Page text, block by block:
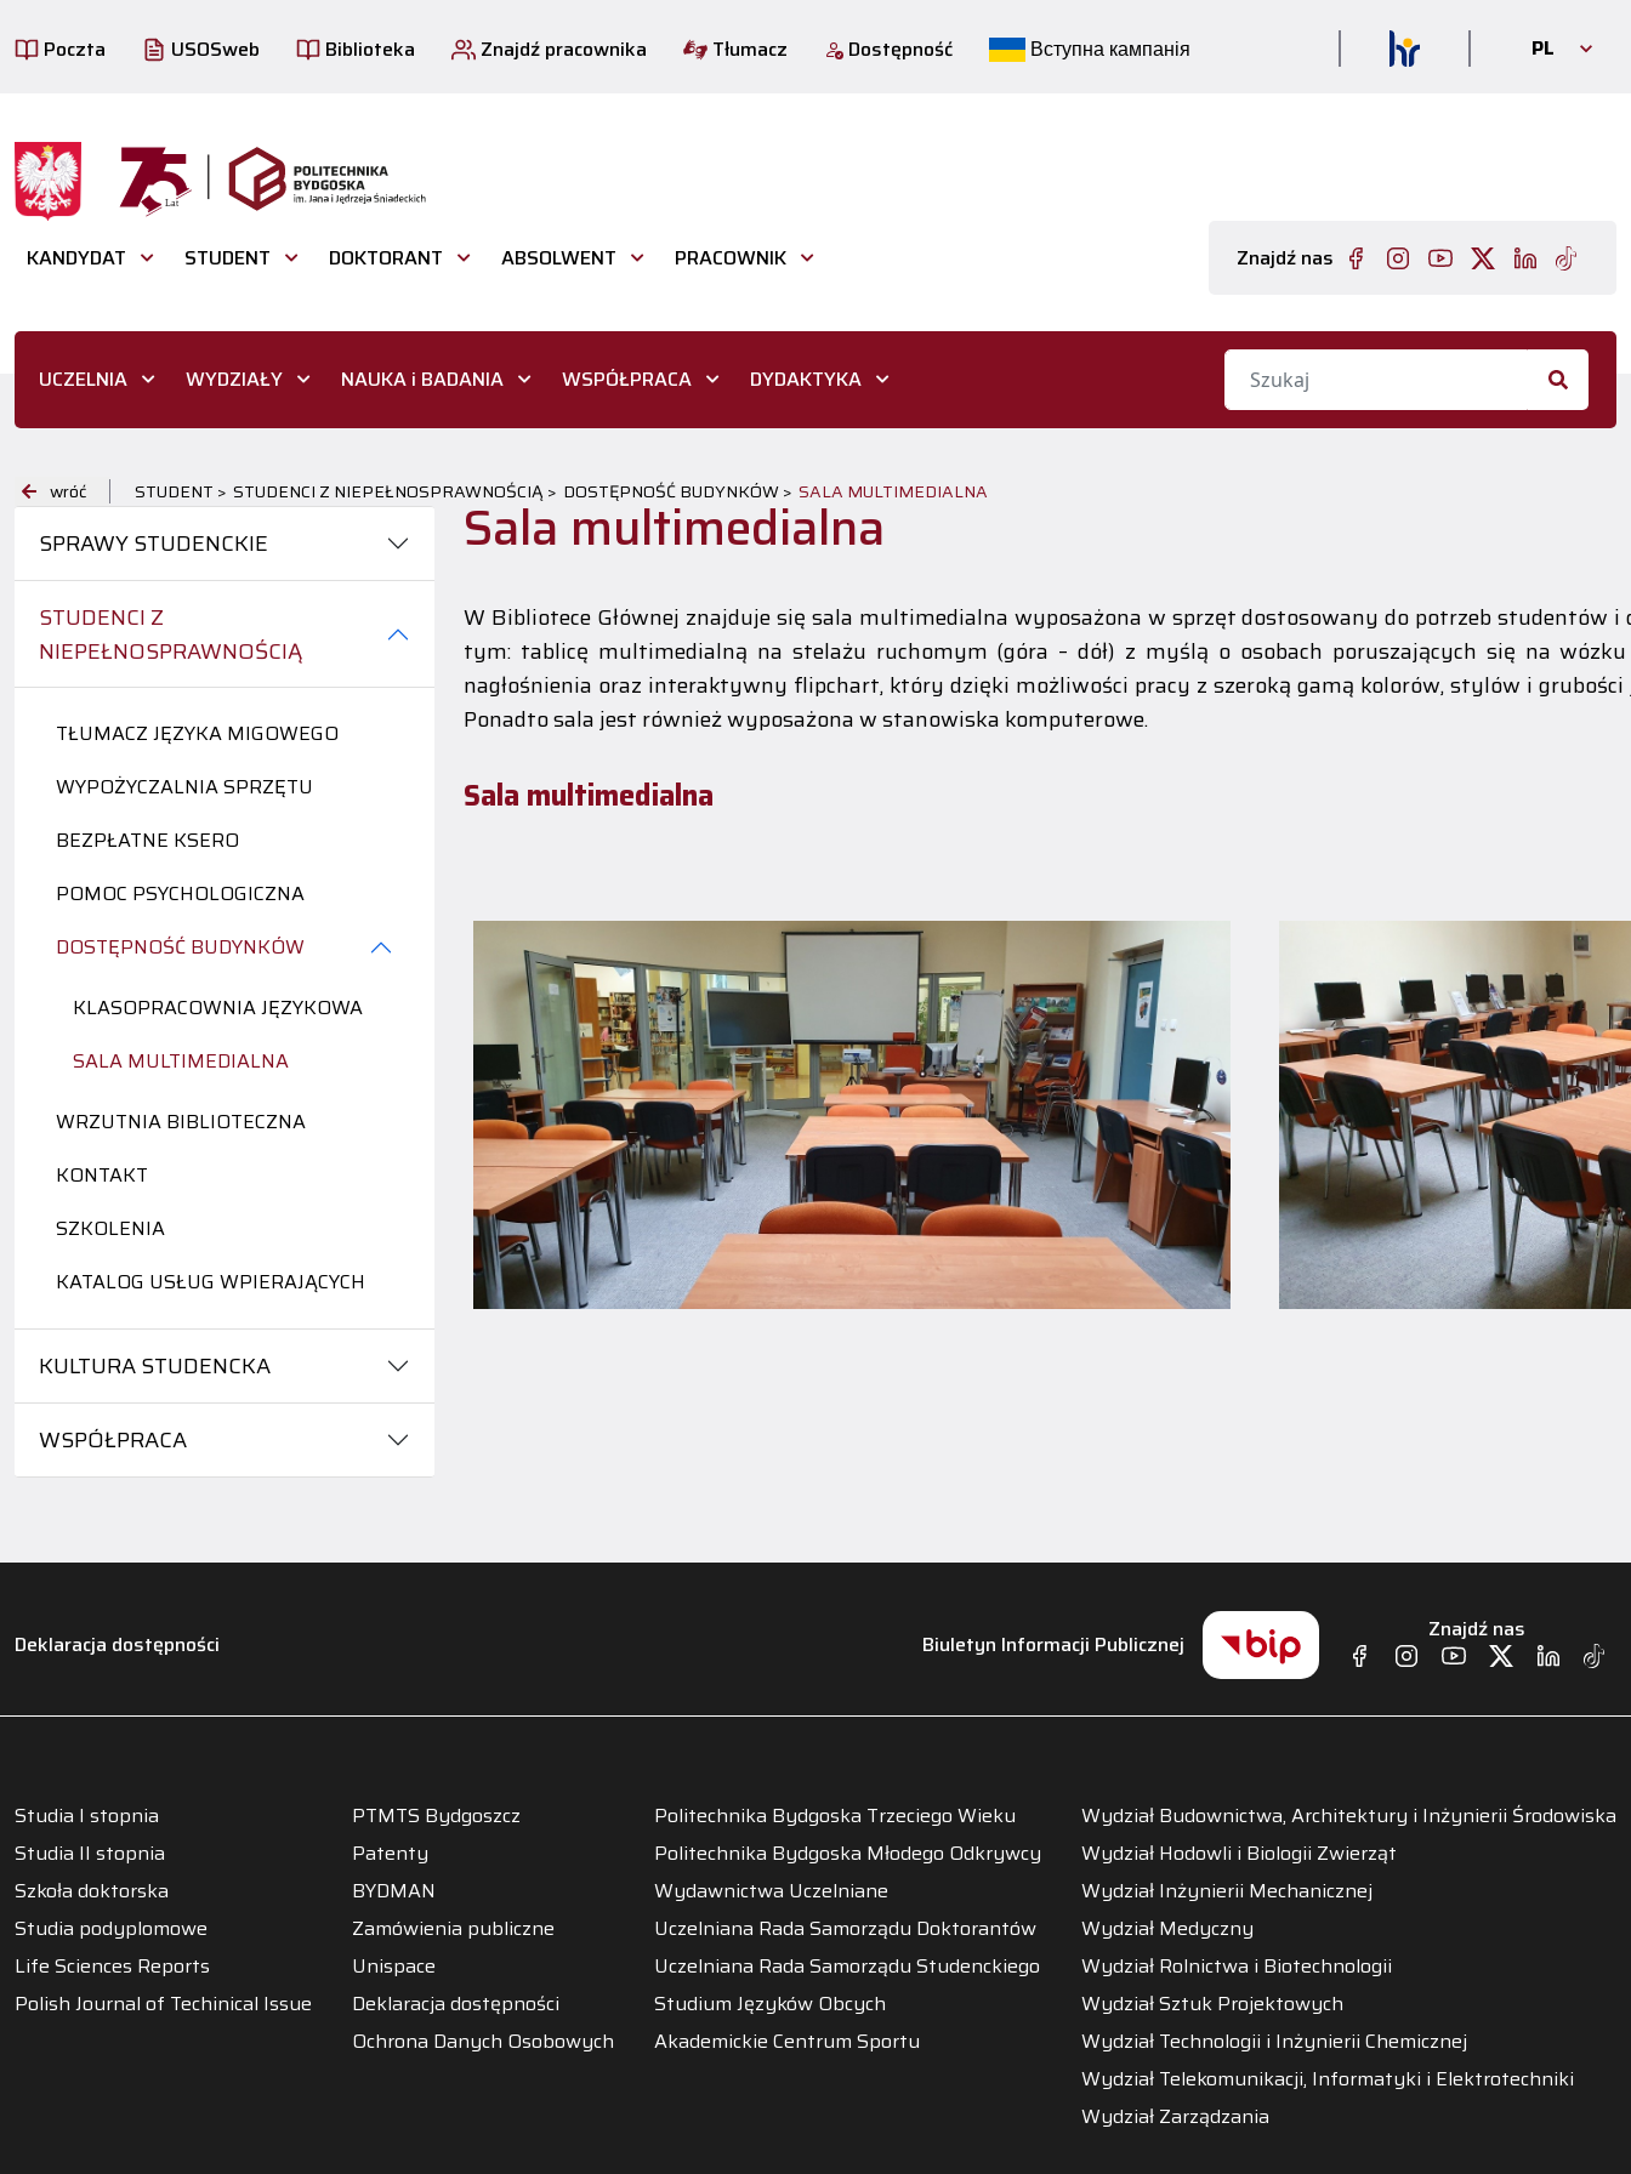
Poczta USOSweb Biblioteka Znajdź pracownika Tłumacz Dostępność Вступна кампанія PL
KANDYDAT STUDENT DOKTORANT ABSOLWENT PRACOWNIK Znajdź nas
UCZELNIA WYDZIAŁY NAUKA i BADANIA WSPÓŁPRACA DYDAKTYKA
wróć STUDENT > STUDENCI Z NIEPEŁNOSPRAWNOŚCIĄ > DOSTĘPNOŚĆ BUDYNKÓW > SALA MULTIMEDIALNA
SPRAWY STUDENCKIE
STUDENCI Z
NIEPEŁNOSPRAWNOŚCIĄ
TŁUMACZ JĘZYKA MIGOWEGO
WYPOŻYCZALNIA SPRZĘTU
BEZPŁATNE KSERO
POMOC PSYCHOLOGICZNA
DOSTĘPNOŚĆ BUDYNKÓW
KLASOPRACOWNIA JĘZYKOWA
SALA MULTIMEDIALNA
WRZUTNIA BIBLIOTECZNA
KONTAKT
SZKOLENIA
KATALOG USŁUG WPIERAJĄCYCH
KULTURA STUDENCKA
WSPÓŁPRACA
Sala multimedialna
W Bibliotece Głównej znajduje się sala multimedialna wyposażona w sprzęt dostosowany do potrzeb studentów
tym: tablicę multimedialną na stelażu ruchomym (góra – dół) z myślą o osobach poruszających się na
nagłośnienia oraz interaktywny flipchart, który dzięki możliwości pracy z szeroką gamą kolorów, stylów i
Ponadto sala jest również wyposażona w stanowiska komputerowe.
Sala multimedialna
Deklaracja dostępności Biuletyn Informacji Publicznej
Znajdź nas
Studia I stopnia
Studia II stopnia
Szkoła doktorska
Studia podyplomowe
Life Sciences Reports
Polish Journal of Techinical Issue
PTMTS Bydgoszcz
Patenty
BYDMAN
Zamówienia publiczne
Unispace
Deklaracja dostępności
Ochrona Danych Osobowych
Politechnika Bydgoska Trzeciego Wieku
Politechnika Bydgoska Młodego Odkrywcy
Wydawnictwa Uczelniane
Uczelniana Rada Samorządu Doktorantów
Uczelniana Rada Samorządu Studenckiego
Studium Języków Obcych
Akademickie Centrum Sportu
Wydział Budownictwa, Architektury i Inżynierii Środowiska
Wydział Hodowli i Biologii Zwierząt
Wydział Inżynierii Mechanicznej
Wydział Medyczny
Wydział Rolnictwa i Biotechnologii
Wydział Sztuk Projektowych
Wydział Technologii i Inżynierii Chemicznej
Wydział Telekomunikacji, Informatyki i Elektrotechniki
Wydział Zarządzania